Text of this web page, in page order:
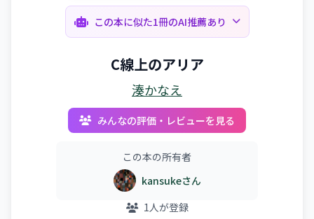
この本に似た1冊のAI推薦あり
C線上のアリア
湊かなえ
みんなの評価・レビューを見る
この本の所有者
kansukeさん
1人が登録